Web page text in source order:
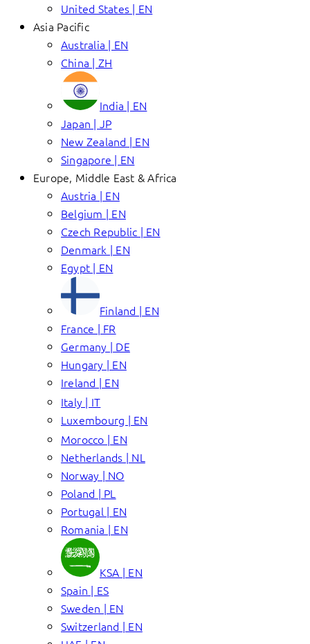
United States | EN
Asia Pacific
Australia | EN
China | ZH
India | EN
Japan | JP
New Zealand | EN
Singapore | EN
Europe, Middle East & Africa
Austria | EN
Belgium | EN
Czech Republic | EN
Denmark | EN
Egypt | EN
Finland | EN
France | FR
Germany | DE
Hungary | EN
Ireland | EN
Italy | IT
Luxembourg | EN
Morocco | EN
Netherlands | NL
Norway | NO
Poland | PL
Portugal | EN
Romania | EN
KSA | EN
Spain | ES
Sweden | EN
Switzerland | EN